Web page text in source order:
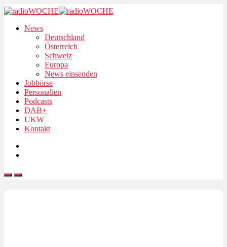
News
Deutschland
Österreich
Schweiz
Europa
News einsenden
Jobbörse
Personalien
Podcasts
DAB+
UKW
Kontakt